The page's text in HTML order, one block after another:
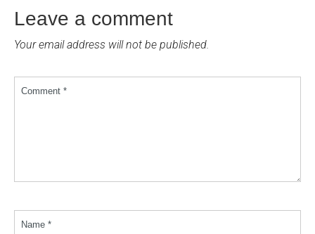
Leave a comment
Your email address will not be published.
Comment *
Name *